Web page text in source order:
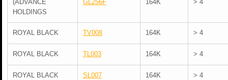
(ADVANCE
HOLDINGS
GL256F 164K > 4
ROYAL BLACK TV008 164K > 4
ROYAL BLACK TL003 164K > 4
ROYAL BLACK SL007 164K > 4